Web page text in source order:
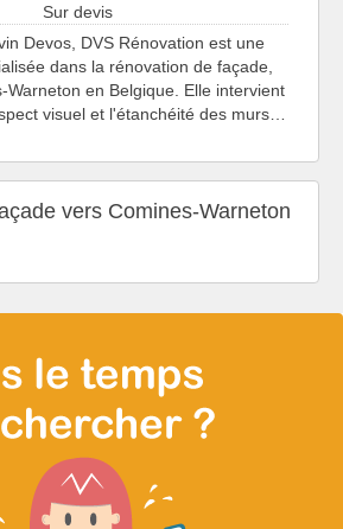
Sur devis
Devos, DVS Rénovation est une
dans la rénovation de façade,
Warneton en Belgique. Elle intervient
visuel et l'étanchéité des murs…
vers Comines-Warneton